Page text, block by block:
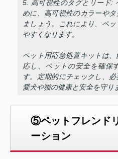
5. 高可視性のタグとリード:
めに、高可視性のカラーや
ましょう。これにより、ペ
やすくなります。
ペット用応急処置キットは
応し、ペットの安全を確保
す。定期的にチェックし、必
愛犬や猫の健康と安全を守り
⑤ペットフレンド
ーション